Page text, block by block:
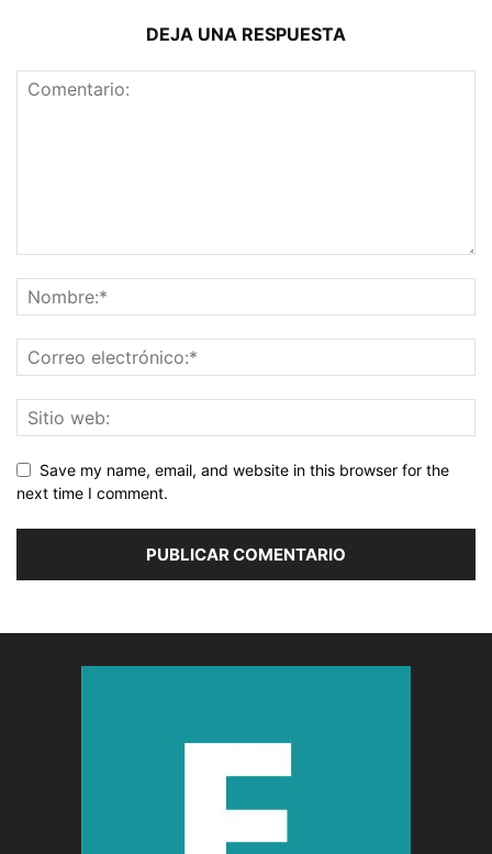
DEJA UNA RESPUESTA
Save my name, email, and website in this browser for the
next time I comment.